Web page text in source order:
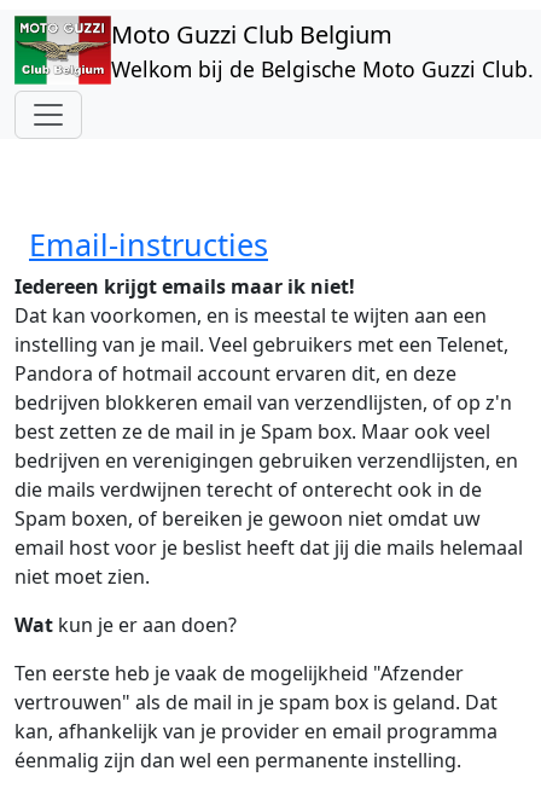
Overslaan en naar de inhoud gaan
Moto Guzzi Club Belgium
Welkom bij de Belgische Moto Guzzi
Email-instructies
Iedereen krijgt emails maar ik niet!
Dat kan voorkomen, en is meestal te wijten aan een
instelling van je mail. Veel gebruikers met een Telenet,
Pandora of hotmail account ervaren dit, en deze
bedrijven blokkeren email van verzendlijsten, of op z'n
best zetten ze de mail in je Spam box. Maar ook veel
bedrijven en verenigingen gebruiken verzendlijsten, en
die mails verdwijnen terecht of onterecht ook in de
Spam boxen, of bereiken je gewoon niet omdat uw
email host voor je beslist heeft dat jij die mails helemaal
niet moet zien.
Wat kun je er aan doen?
Ten eerste heb je vaak de mogelijkheid "Afzender
vertrouwen" als de mail in je spam box is geland. Dat
kan, afhankelijk van je provider en email programma
éenmalig zijn dan wel een permanente instelling.